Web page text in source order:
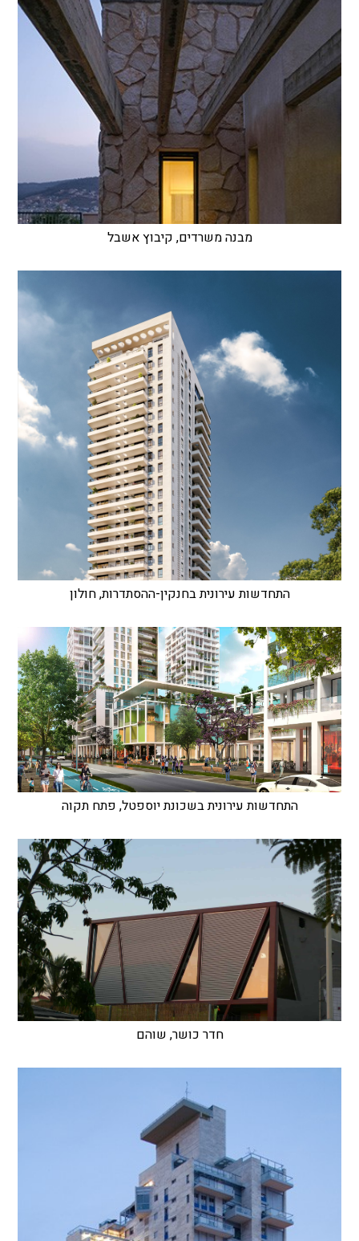
מבנה משרדים, קיבוץ אשבל
התחדשות עירונית בחנקין-ההסתדרות, חולון
התחדשות עירונית בשכונת יוספטל, פתח תקוה
חדר כושר, שוהם